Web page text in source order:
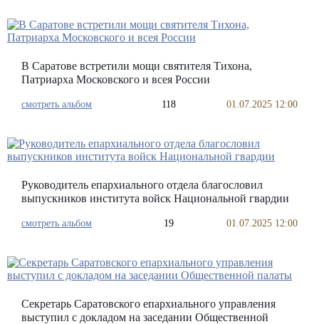
В Саратове встретили мощи святителя Тихона,
Патриарха Московского и всея России
смотреть альбом 118 01.07.2025 12:00
Руководитель епархиального отдела благословил
выпускников института войск Национальной гвардии
смотреть альбом 19 01.07.2025 12:00
Секретарь Саратовского епархиального управления
выступил с докладом на заседании Общественной